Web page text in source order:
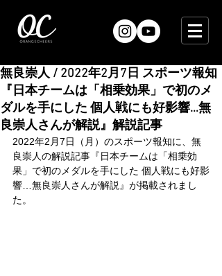
無良崇人 / 2022年2月7日 スポーツ報知
『日本チームは「相乗効果」で初のメ
ダルを手にした 個人戦にも好影響…無
良崇人さんが解説』解説記事
2022年2月7日（月）のスポーツ報知に、無
良崇人の解説記事『日本チームは「相乗効
果」で初のメダルを手にした 個人戦にも好影
響…無良崇人さんが解説』が掲載されまし
た。